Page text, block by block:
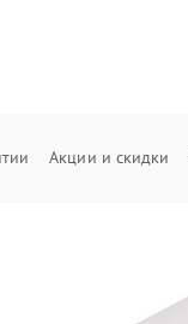
Акции и скидки